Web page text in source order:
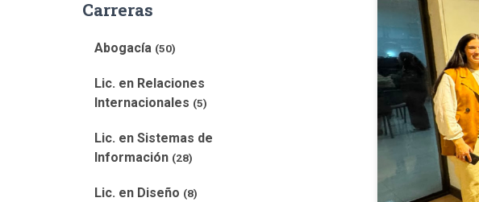
Carreras
Abogacía (50)
Lic. en Relaciones
Internacionales (5)
Lic. en Sistemas de
Información (28)
Lic. en Diseño (8)